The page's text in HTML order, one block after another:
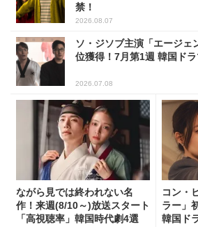
禁！
2026.08.07
ソ・ジソブ主演「エージェ
位獲得！7月第1週 韓国ド
2026.07.08
ながら見では終われない名
作！来週(8/10～)放送スタート
「高視聴率」韓国時代劇4選
コン・
ラー」
韓国ド